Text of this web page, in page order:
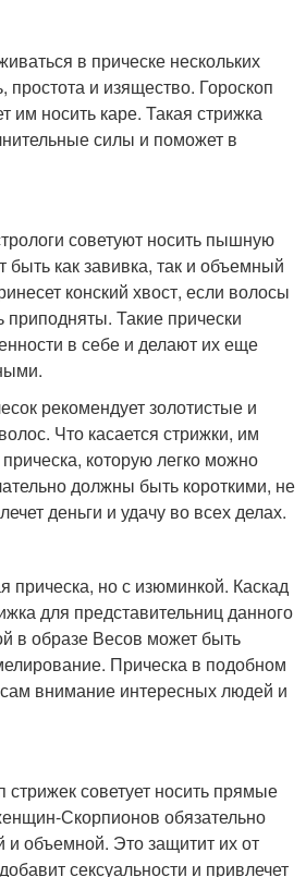
в прическе нескольких
простота и изящество. Гороскоп
им носить каре. Такая стрижка
силы и поможет в
советуют носить пышную
как завивка, так и объемный
конский хвост, если волосы
приподняты. Такие прически
в себе и делают их еще
рекомендует золотистые и
Что касается стрижки, им
которую легко можно
должны быть короткими, не
деньги и удачу во всех делах.
прическа, но с изюминкой. Каскад
для представительниц данного
в образе Весов может быть
Прическа в подобном
внимание интересных людей и
стрижек советует носить прямые
Скорпионов обязательно
и объемной. Это защитит их от
сексуальности и привлечет